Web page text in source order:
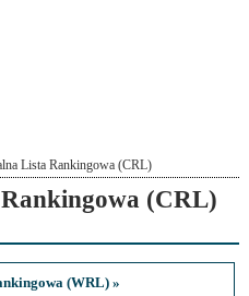
Lista Rankingowa (CRL)
(CRL)
(WRL) »